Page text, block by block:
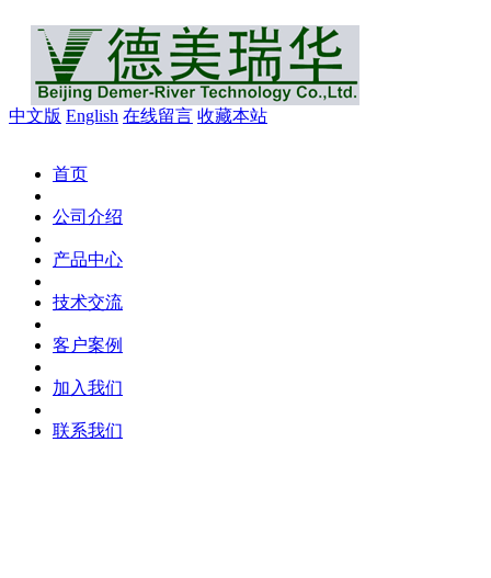
中文版 English 在线留言 收藏本站
首页
公司介绍
产品中心
技术交流
客户案例
加入我们
联系我们